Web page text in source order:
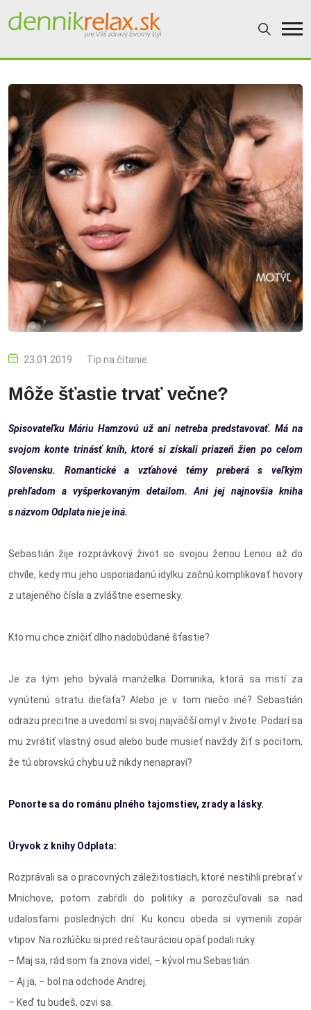
23.01.2019 Tip na čítanie
Môže šťastie trvať večne?
Spisovateľku Máriu Hamzovú už ani netreba predstavovať. Má na
svojom konte trinásť kníh, ktoré si získali priazeň žien po celom
Slovensku. Romantické a vzťahové témy preberá s veľkým
prehľadom a vyšperkovaným detailom. Ani jej najnovšia kniha
s názvom Odplata nie je iná.
Sebastián žije rozprávkový život so svojou ženou Lenou až do
chvíle, kedy mu jeho usporiadanú idylku začnú komplikovať hovory
z utajeného čísla a zvláštne esemesky.
Kto mu chce zničiť dlho nadobúdané šťastie?
Je za tým jeho bývalá manželka Dominika, ktorá sa mstí za
vynútenú stratu dieťaťa? Alebo je v tom niečo iné? Sebastián
odrazu precitne a uvedomí si svoj najväčší omyl v živote. Podarí sa
mu zvrátiť vlastný osud alebo bude musieť navždy žiť s pocitom,
že tú obrovskú chybu už nikdy nenapraví?
Ponorte sa do románu plného tajomstiev, zrady a lásky.
Úryvok z knihy Odplata:
Rozprávali sa o pracovných záležitostiach, ktoré nestihli prebrať v
Mníchove, potom zabŕdli do politiky a porozčuľovali sa nad
udalosťami posledných dní. Ku koncu obeda si vymenili zopár
vtipov. Na rozlúčku si pred reštauráciou opäť podali ruky.
– Maj sa, rád som ťa znova videl, – kývol mu Sebastián.
– Aj ja, – bol na odchode Andrej.
– Keď tu budeš, ozvi sa.